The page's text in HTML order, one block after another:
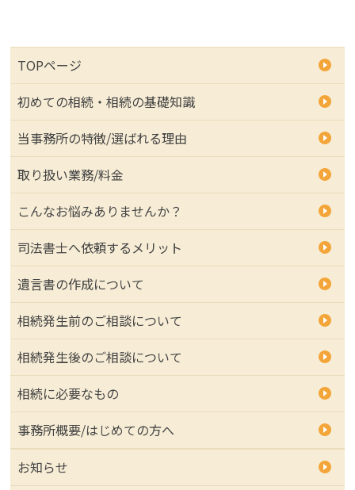
TOPページ
初めての相続・相続の基礎知識
当事務所の特徴/選ばれる理由
取り扱い業務/料金
こんなお悩みありませんか？
司法書士へ依頼するメリット
遺言書の作成について
相続発生前のご相談について
相続発生後のご相談について
相続に必要なもの
事務所概要/はじめての方へ
お知らせ